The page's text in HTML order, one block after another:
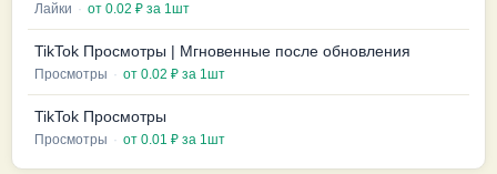
Лайки · от 0.02 ₽ за 1шт
TikTok Просмотры | Мгновенные после обновления
Просмотры · от 0.02 ₽ за 1шт
TikTok Просмотры
Просмотры · от 0.01 ₽ за 1шт